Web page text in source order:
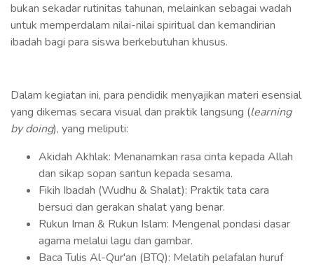
bukan sekadar rutinitas tahunan, melainkan sebagai wadah
untuk memperdalam nilai-nilai spiritual dan kemandirian
ibadah bagi para siswa berkebutuhan khusus.
Dalam kegiatan ini, para pendidik menyajikan materi esensial
yang dikemas secara visual dan praktik langsung (learning
by doing), yang meliputi:
Akidah Akhlak: Menanamkan rasa cinta kepada Allah
dan sikap sopan santun kepada sesama.
Fikih Ibadah (Wudhu & Shalat): Praktik tata cara
bersuci dan gerakan shalat yang benar.
Rukun Iman & Rukun Islam: Mengenal pondasi dasar
agama melalui lagu dan gambar.
Baca Tulis Al-Qur'an (BTQ): Melatih pelafalan huruf